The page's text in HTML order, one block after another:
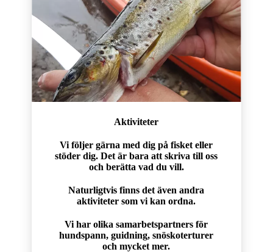
Aktiviteter
Vi följer gärna med dig på fisket eller
stöder dig. Det är bara att skriva till oss
och berätta vad du vill.
Naturligtvis finns det även andra
aktiviteter som vi kan ordna.
Vi har olika samarbetspartners för
hundspann, guidning, snöskoterturer
och mycket mer.